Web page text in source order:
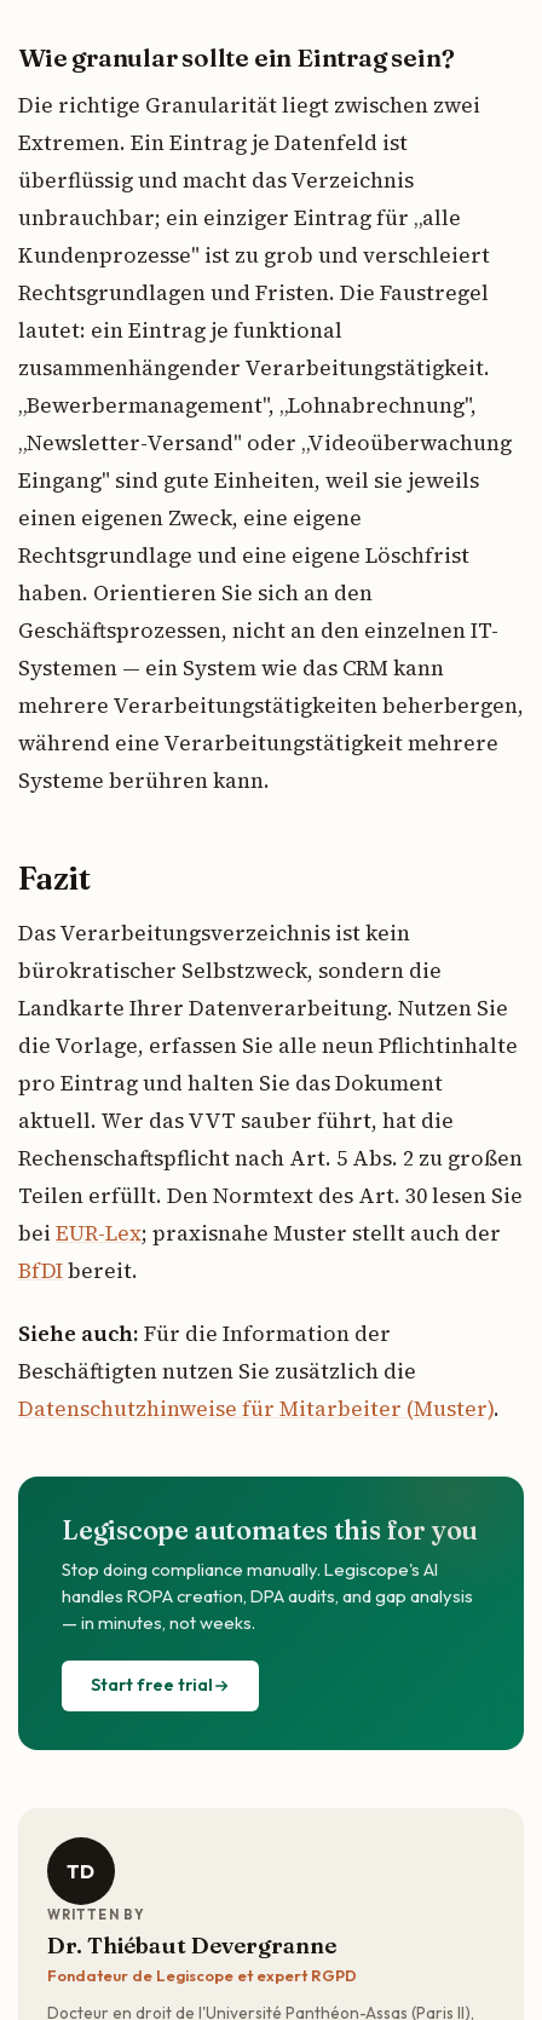
Wie granular sollte ein Eintrag sein?
Die richtige Granularität liegt zwischen zwei
Extremen. Ein Eintrag je Datenfeld ist
überflüssig und macht das Verzeichnis
unbrauchbar; ein einziger Eintrag für „alle
Kundenprozesse" ist zu grob und verschleiert
Rechtsgrundlagen und Fristen. Die Faustregel
lautet: ein Eintrag je funktional
zusammenhängender Verarbeitungstätigkeit.
„Bewerbermanagement", „Lohnabrechnung",
„Newsletter-Versand" oder „Videoüberwachung
Eingang" sind gute Einheiten, weil sie jeweils
einen eigenen Zweck, eine eigene
Rechtsgrundlage und eine eigene Löschfrist
haben. Orientieren Sie sich an den
Geschäftsprozessen, nicht an den einzelnen IT-
Systemen — ein System wie das CRM kann
mehrere Verarbeitungstätigkeiten beherbergen,
während eine Verarbeitungstätigkeit mehrere
Systeme berühren kann.
Fazit
Das Verarbeitungsverzeichnis ist kein
bürokratischer Selbstzweck, sondern die
Landkarte Ihrer Datenverarbeitung. Nutzen Sie
die Vorlage, erfassen Sie alle neun Pflichtinhalte
pro Eintrag und halten Sie das Dokument
aktuell. Wer das VVT sauber führt, hat die
Rechenschaftspflicht nach Art. 5 Abs. 2 zu großen
Teilen erfüllt. Den Normtext des Art. 30 lesen Sie
beiEUR-Lex; praxisnahe Muster stellt auch der
BfDIbereit.
Siehe auch: Für die Information der
Beschäftigten nutzen Sie zusätzlich die
Datenschutzhinweise für Mitarbeiter (Muster).
Legiscope automates this for you
Stop doing compliance manually. Legiscope's AI
handles ROPA creation, DPA audits, and gap analysis
— in minutes, not weeks.
Start free trial
TD
WRITTEN BY
Dr. Thiébaut Devergranne
Fondateur de Legiscope et expert RGPD
Docteur en droit de l'Université Panthéon-Assas (Paris II),